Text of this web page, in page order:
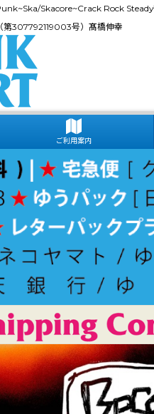
Skacore~Crack Rock Steady
第307792119003号）髙橋伸幸
ご利用案内